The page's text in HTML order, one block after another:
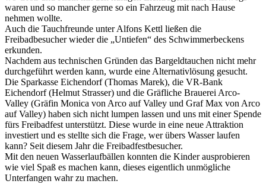
waren und so mancher gerne so ein Fahrzeug mit nach Hause
nehmen wollte.
Auch die Tauchfreunde unter Alfons Kettl ließen die
Freibadbesucher wieder die „Untiefen“ des Schwimmerbeckens
erkunden.
Nachdem aus technischen Gründen das Bargeldtauchen nicht mehr
durchgeführt werden kann, wurde eine Alternativlösung gesucht.
Die Sparkasse Eichendorf (Thomas Marek), die VR-Bank
Eichendorf (Helmut Strasser) und die Gräfliche Brauerei Arco-
Valley (Gräfin Monica von Arco auf Valley und Graf Max von Arco
auf Valley) haben sich nicht lumpen lassen und uns mit einer Spende
fürs Freibadfest unterstützt. Diese wurde in eine neue Attraktion
investiert und es stellte sich die Frage, wer übers Wasser laufen
kann? Seit diesem Jahr die Freibadfestbesucher.
Mit den neuen Wasserlaufbällen konnten die Kinder ausprobieren
wie viel Spaß es machen kann, dieses eigentlich unmögliche
Unterfangen wahr zu machen.